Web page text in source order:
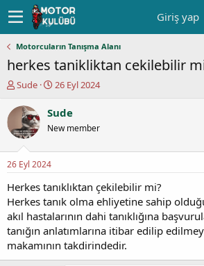
Giriş yap
Motorcuların Tanışma Alanı
herkes tanikliktan cekilebilir
K
n
y
b
a
ş
a
t
a
n
Sude
B
ş
a
ç
a
r
i
h
i
26 Eyl 2024
Sude
New member
26 Eyl 2024
Herkes tanıklıktan çekilebilir mi?
Herkes tanık olma ehliyetine sahip
akıl hastalarının dahi tanıklığına
tanığın anlatımlarına itibar edilip
makamının takdirindedir.